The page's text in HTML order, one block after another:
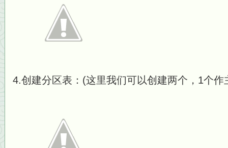
4.创建分区表：(这里我们可以创建两个，1个